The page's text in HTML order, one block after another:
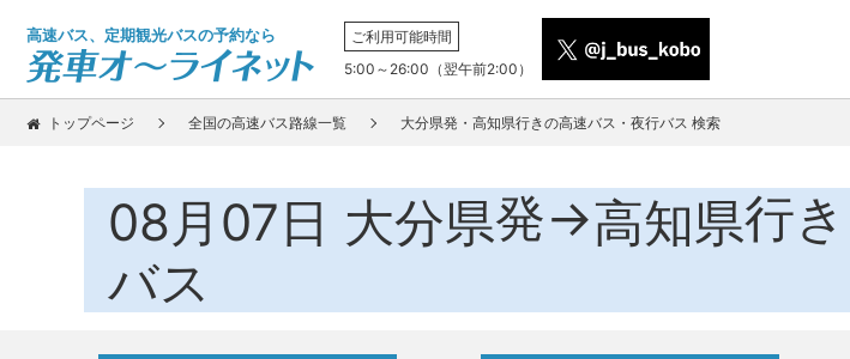
高速バス、定期観光バスの予約なら
ご利用可能時間
5:00～26:00（翌午前2:00）
トップページ 全国の高速バス路線一覧 大分県発・高知県行きの高速バス・夜行バス 検索
08月07日 大分県発→高知県行
バス